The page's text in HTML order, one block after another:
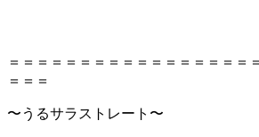
＝＝＝＝＝＝＝＝＝＝＝＝＝＝＝＝＝
＝＝＝
〜うるサラストレート〜